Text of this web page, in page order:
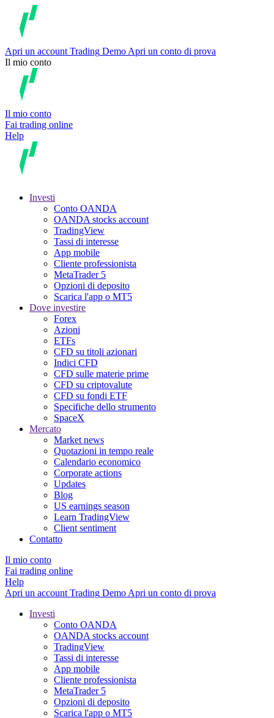
Apri un account Trading Demo Apri un conto di prova
Il mio conto
Il mio conto
Fai trading online
Help
Investi
Conto OANDA
OANDA stocks account
TradingView
Tassi di interesse
App mobile
Cliente professionista
MetaTrader 5
Opzioni di deposito
Scarica l'app o MT5
Dove investire
Forex
Azioni
ETFs
CFD su titoli azionari
Indici CFD
CFD sulle materie prime
CFD su criptovalute
CFD su fondi ETF
Specifiche dello strumento
SpaceX
Mercato
Market news
Quotazioni in tempo reale
Calendario economico
Corporate actions
Updates
Blog
US earnings season
Learn TradingView
Client sentiment
Contatto
Il mio conto
Fai trading online
Help
Apri un account Trading Demo Apri un conto di prova
Investi
Conto OANDA
OANDA stocks account
TradingView
Tassi di interesse
App mobile
Cliente professionista
MetaTrader 5
Opzioni di deposito
Scarica l'app o MT5